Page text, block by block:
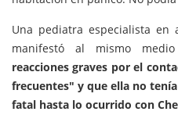
Una pediatra especialista en
manifestó al mismo
reacciones graves por el
frecuentes" y que ella no te
fatal hasta lo ocurrido con